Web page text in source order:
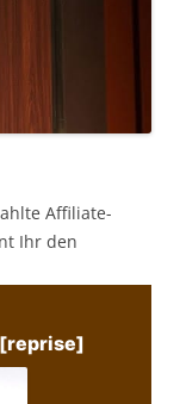
Affiliate-
Ihr den